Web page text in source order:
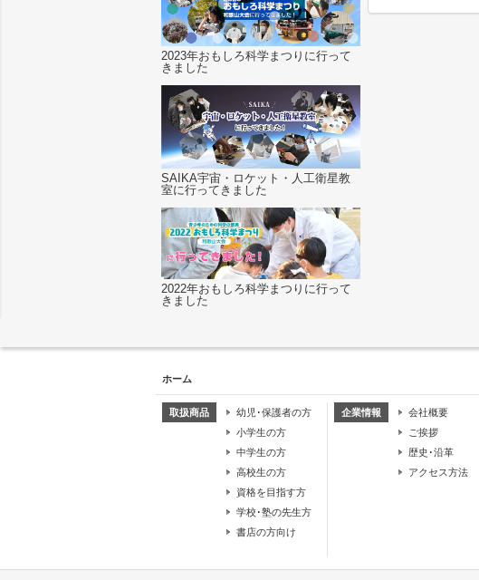
2023年おもしろ科学まつりに行って
きました
SAIKA宇宙・ロケット・人工衛星教
室に行ってきました
2022年おもしろ科学まつりに行って
きました
ホーム
取扱商品
幼児･保護者の方
小学生の方
中学生の方
高校生の方
資格を目指す方
学校･塾の先生方
書店の方向け
企業情報
会社概要
ご挨拶
歴史･沿革
アクセス方法